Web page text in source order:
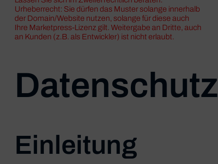
Urheberrecht: Sie dürfen das Muster solange innerhalb
der Domain/Website nutzen, solange für diese auch
Ihre Marketpress-Lizenz gilt. Weitergabe an Dritte, auch
an Kunden (z.B. als Entwickler) ist nicht erlaubt.
Einleitung